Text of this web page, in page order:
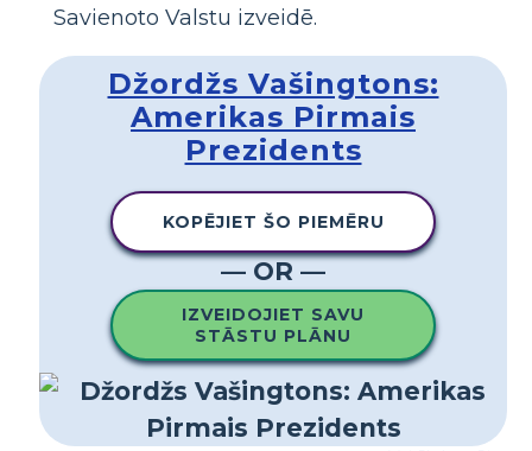
Savienoto Valstu izveidē.
Džordžs Vašingtons:
Amerikas Pirmais
Prezidents
KOPĒJIET ŠO PIEMĒRU
— OR —
IZVEIDOJIET SAVU
STĀSTU PLĀNU